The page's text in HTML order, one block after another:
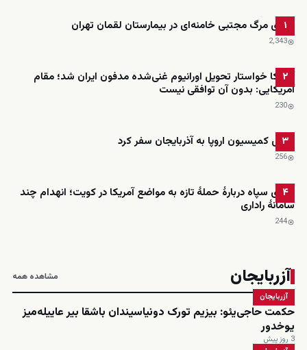
۱
ادعای مرگ مجتبی خامنه‌ای در بیمارستان لقمان تهران
2٬343
۲
آمریکا خواستار تحویل اورانیوم غنی‌شده مدفون ایران شد؛ مقام
آمریکایی: بدون آن توافقی نیست
230
۳
رئیس کمیسیون اروپا به آذربایجان سفر کرد
256
۴
ادعای سپاه دربارهٔ حملهٔ تازه به مواضع آمریکا در کویت؛ انهدام چند
سامانهٔ راداری
244
آزربایجان مشاهده همه
آزربایجان
حکمت حاجی‌یئو: بیزیم تورک دونیاسیندان باشقا بیر عاییله‌میز
یوخدور
3 روز پیش